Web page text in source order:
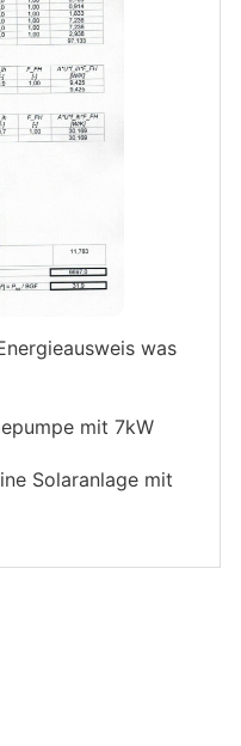
was
mit 7kW
Solaranlage mit